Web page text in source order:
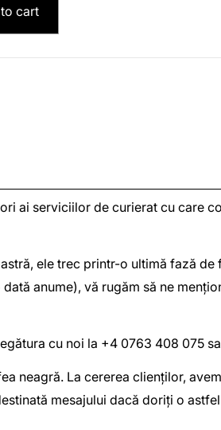
cart
ai serviciilor de curierat cu care
ele trec printr-o ultimă fază
anume), vă rugăm să ne
cu noi la +4 0763 408 075
neagră. La cererea clienților,
mesajului dacă doriți o